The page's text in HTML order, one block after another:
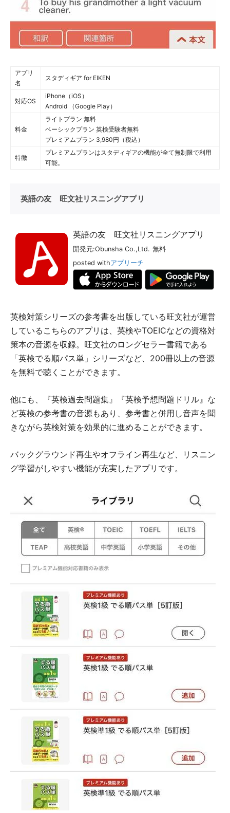
アプリ
名
スタディギア for EIKEN
対応OS
iPhone（iOS）
Android （Google Play）
料金
ライトプラン 無料
ベーシックプラン 英検受験者無料
プレミアムプラン 3,980円（税込）
特徴
プレミアムプランはスタディギアの機能が全て無制限で利用
可能。
英語の友 旺文社リスニングアプリ
英語の友 旺文社リスニングアプリ
開発元:Obunsha Co.,Ltd. 無料
posted withアプリーチ
英検対策シリーズの参考書を出版している旺文社が運営
しているこちらのアプリは、英検やTOEICなどの資格対
策本の音源を収録。旺文社のロングセラー書籍である
「英検でる順パス単」シリーズなど、200冊以上の音源
を無料で聴くことができます。
他にも、『英検過去問題集』『英検予想問題ドリル』な
ど英検の参考書の音源もあり、参考書と併用し音声を聞
きながら英検対策を効果的に進めることができます。
バックグラウンド再生やオフライン再生など、リスニン
グ学習がしやすい機能が充実したアプリです。